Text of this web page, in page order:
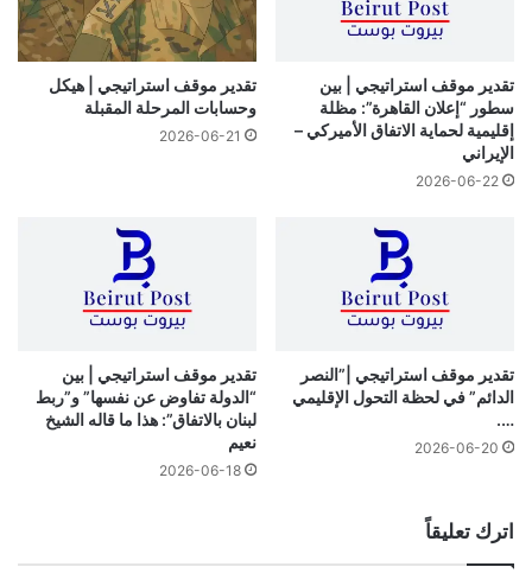
تقدير موقف استراتيجي | بين
سطور “إعلان القاهرة”: مظلة
إقليمية لحماية الاتفاق الأميركي –
الإيراني
2026-06-22
تقدير موقف استراتيجي | هيكل
وحسابات المرحلة المقبلة
2026-06-21
تقدير موقف استراتيجي |”النصر
الدائم” في لحظة التحول الإقليمي
….
2026-06-20
تقدير موقف استراتيجي | بين
“الدولة تفاوض عن نفسها” و”ربط
لبنان بالاتفاق”: هذا ما قاله الشيخ
نعيم
2026-06-18
اترك تعليقاً